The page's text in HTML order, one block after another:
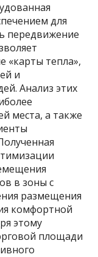
для
передвижение
«карты тепла»,
и
Анализ этих
места, а также
в зоны с
размещения
комфортной
этому
площади